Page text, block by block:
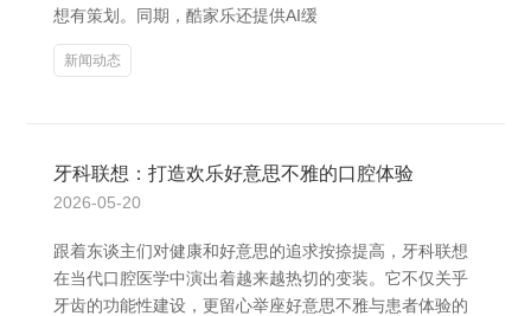
想有策划。同期，酷家乐还提供AI缓
新闻动态
牙科联想：打造欢乐好意思不雅的口腔体验
2026-05-20
跟着东谈主们对健康和好意思的追求按捺提高，牙科联想
在当代口腔医学中演出着越来越热切的变装。它不仅关乎
牙齿的功能性建设，更留心举座好意思不雅与患者体验的